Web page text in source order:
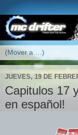
JUEVES, 19 DE
Capitulos 17
en español!